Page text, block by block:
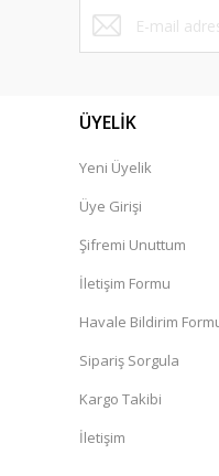
Ürün fiyatı
Bu ürüne
ÜYELİK
Yeni Üyelik
Üye Girişi
Şifremi Unuttum
İletişim Formu
Havale Bildirim
Sipariş Sorgula
Kargo Takibi
İletişim